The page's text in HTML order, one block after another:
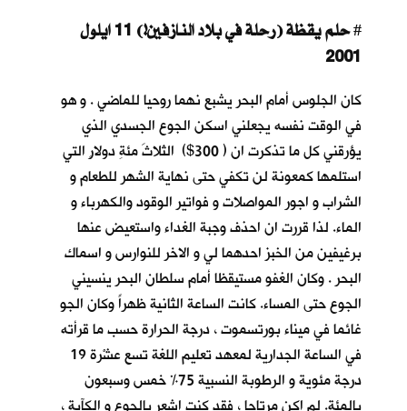
# حلم يقظة (رحلة في بلاد النازفين!) 11 ايلول
2001
كان الجلوس أمام البحر يشبع نهما روحيا للماضي . و هو
في الوقت نفسه يجعلني اسكن الجوع الجسدي الذي
يؤرقني كل ما تذكرت ان ( 300$) الثلاثَ مئةِ دولارٍ التي
استلمها كمعونة لن تكفي حتى نهاية الشهر للطعام و
الشراب و اجور المواصلات و فواتير الوقود والكهرباء و
الماء. لذا قررت ان احذف وجبة الغداء واستعيض عنها
برغيفين من الخبز احدهما لي و الاخر للنوارس و اسماك
البحر . وكان الغفو مستيقظا أمام سلطان البحر ينسيني
الجوع حتى المساء. كانت الساعة الثانية ظهراً وكان الجو
غائما في ميناء بورتسموت ، درجة الحرارة حسب ما قرأته
في الساعة الجدارية لمعهد تعليم اللغة تسع عشْرة 19
درجة مئوية و الرطوبة النسبية 75% خمس وسبعون